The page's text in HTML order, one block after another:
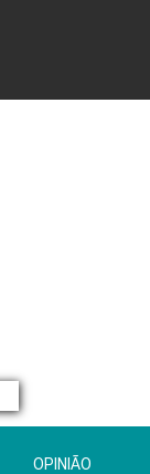
OPINIÃO